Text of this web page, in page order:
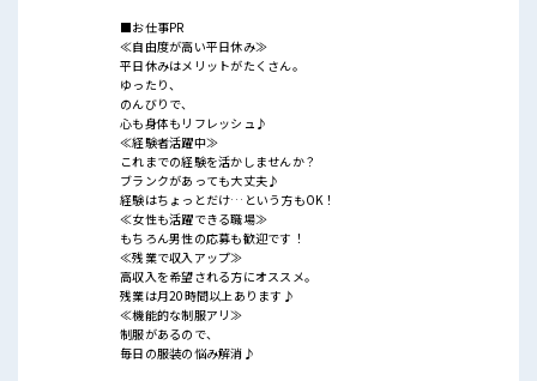
■お仕事PR
≪自由度が高い平日休み≫
平日休みはメリットがたくさん。
ゆったり、
のんびりで、
心も身体もリフレッシュ♪
≪経験者活躍中≫
これまでの経験を活かしませんか？
ブランクがあっても大丈夫♪
経験はちょっとだけ…という方もOK！
≪女性も活躍できる職場≫
もちろん男性の応募も歓迎です！
≪残業で収入アップ≫
高収入を希望される方にオススメ。
残業は月20時間以上あります♪
≪機能的な制服アリ≫
制服があるので、
毎日の服装の悩み解消♪